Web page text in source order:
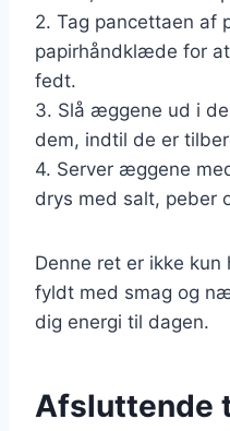
2. Tag pancettaen af
papirhåndklæde for
fedt.
3. Slå æggene ud i
dem, indtil de er
4. Server æggene
drys med salt, peber
Denne ret er ikke
fyldt med smag og
dig energi til dagen.
Afsluttende